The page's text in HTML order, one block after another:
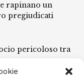
rapinano un
pregiudicati
pericoloso tra